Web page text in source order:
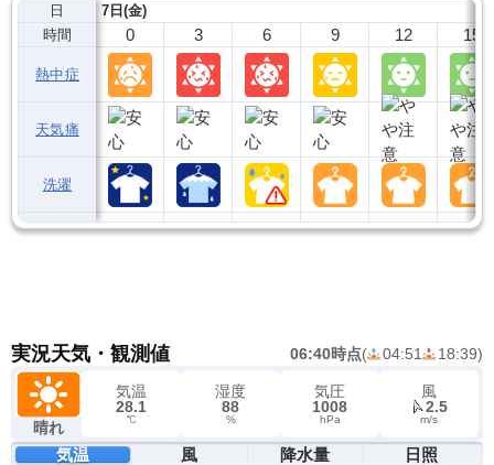
日
時間
熱中症
天気痛
洗濯
7日(金)
0 3 6 9 12 15
実況天気・観測値 06:40時点( 04:51 18:39)
晴れ
気温
28.1
℃
湿度
88
%
気圧
1008
hPa
風
2.5
m/s
気温 風 降水量 日照